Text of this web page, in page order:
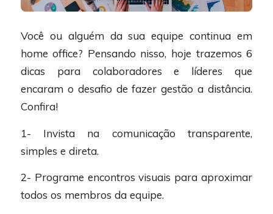
Você ou alguém da sua equipe continua em
home office? Pensando nisso, hoje trazemos 6
dicas para colaboradores e líderes que
encaram o desafio de fazer gestão a distância.
Confira!
1- Invista na comunicação transparente,
simples e direta.
2- Programe encontros visuais para aproximar
todos os membros da equipe.